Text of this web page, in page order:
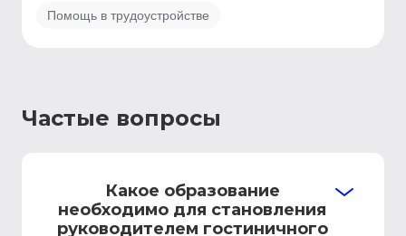
Помощь в трудоустройстве
Частые вопросы
Какое образование
необходимо для становления
руководителем гостиничного